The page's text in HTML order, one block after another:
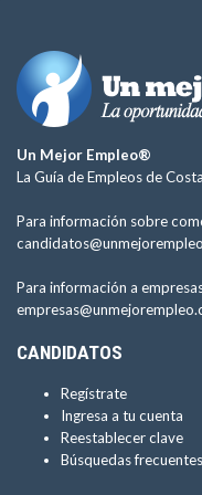
Un Mejor Empleo®
La Guía de Empleos de
Para información sobre
Para información a
CANDIDATOS
Regístrate
Ingresa a tu cuenta
Reestablecer clave
Búsquedas frecuentes